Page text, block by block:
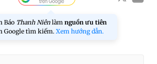
Báo Thanh Niên làm nguồn ưu tiên
Google tìm kiếm. Xem hướng dẫn.